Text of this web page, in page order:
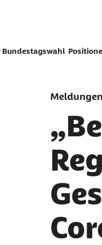
Bundestagswahl